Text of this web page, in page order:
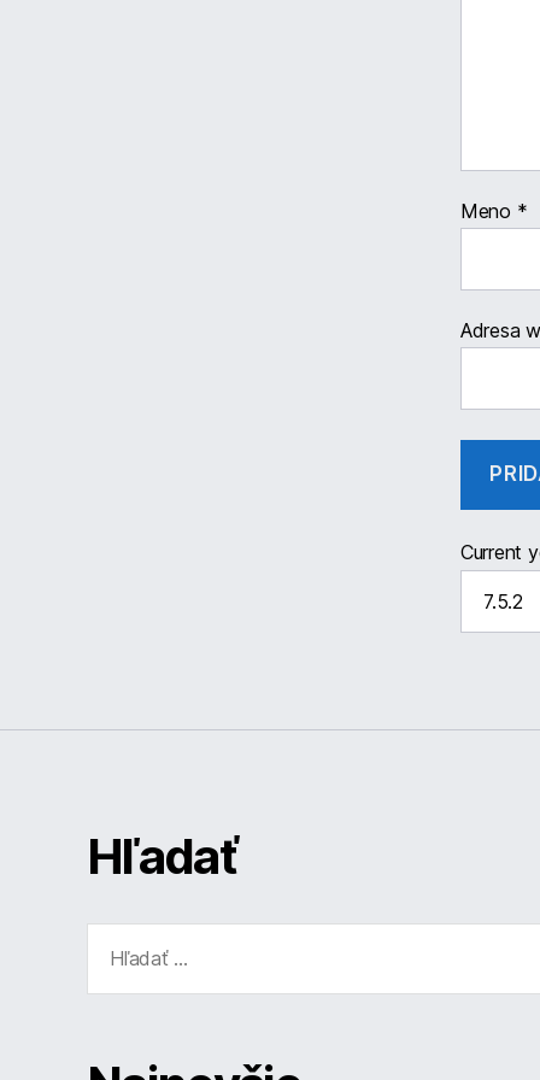
Meno *
Adresa
Current
Hľadať